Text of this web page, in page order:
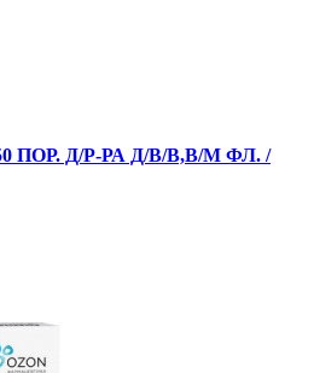
ПОР. Д/Р-РА Д/В/В,В/М ФЛ. /